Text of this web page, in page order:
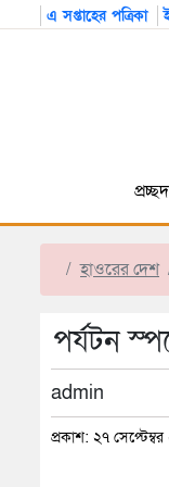
এ সপ্তাহের পত্রিকা
প্রচ্ছদ
হাওরের দেশ
পর্যটন
admin
প্রকাশ: ২৭